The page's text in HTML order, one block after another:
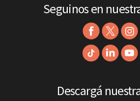
Seguinos en
Descargá